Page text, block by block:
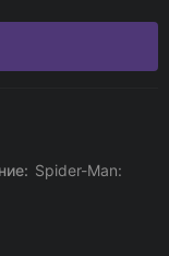
Spider-Man: